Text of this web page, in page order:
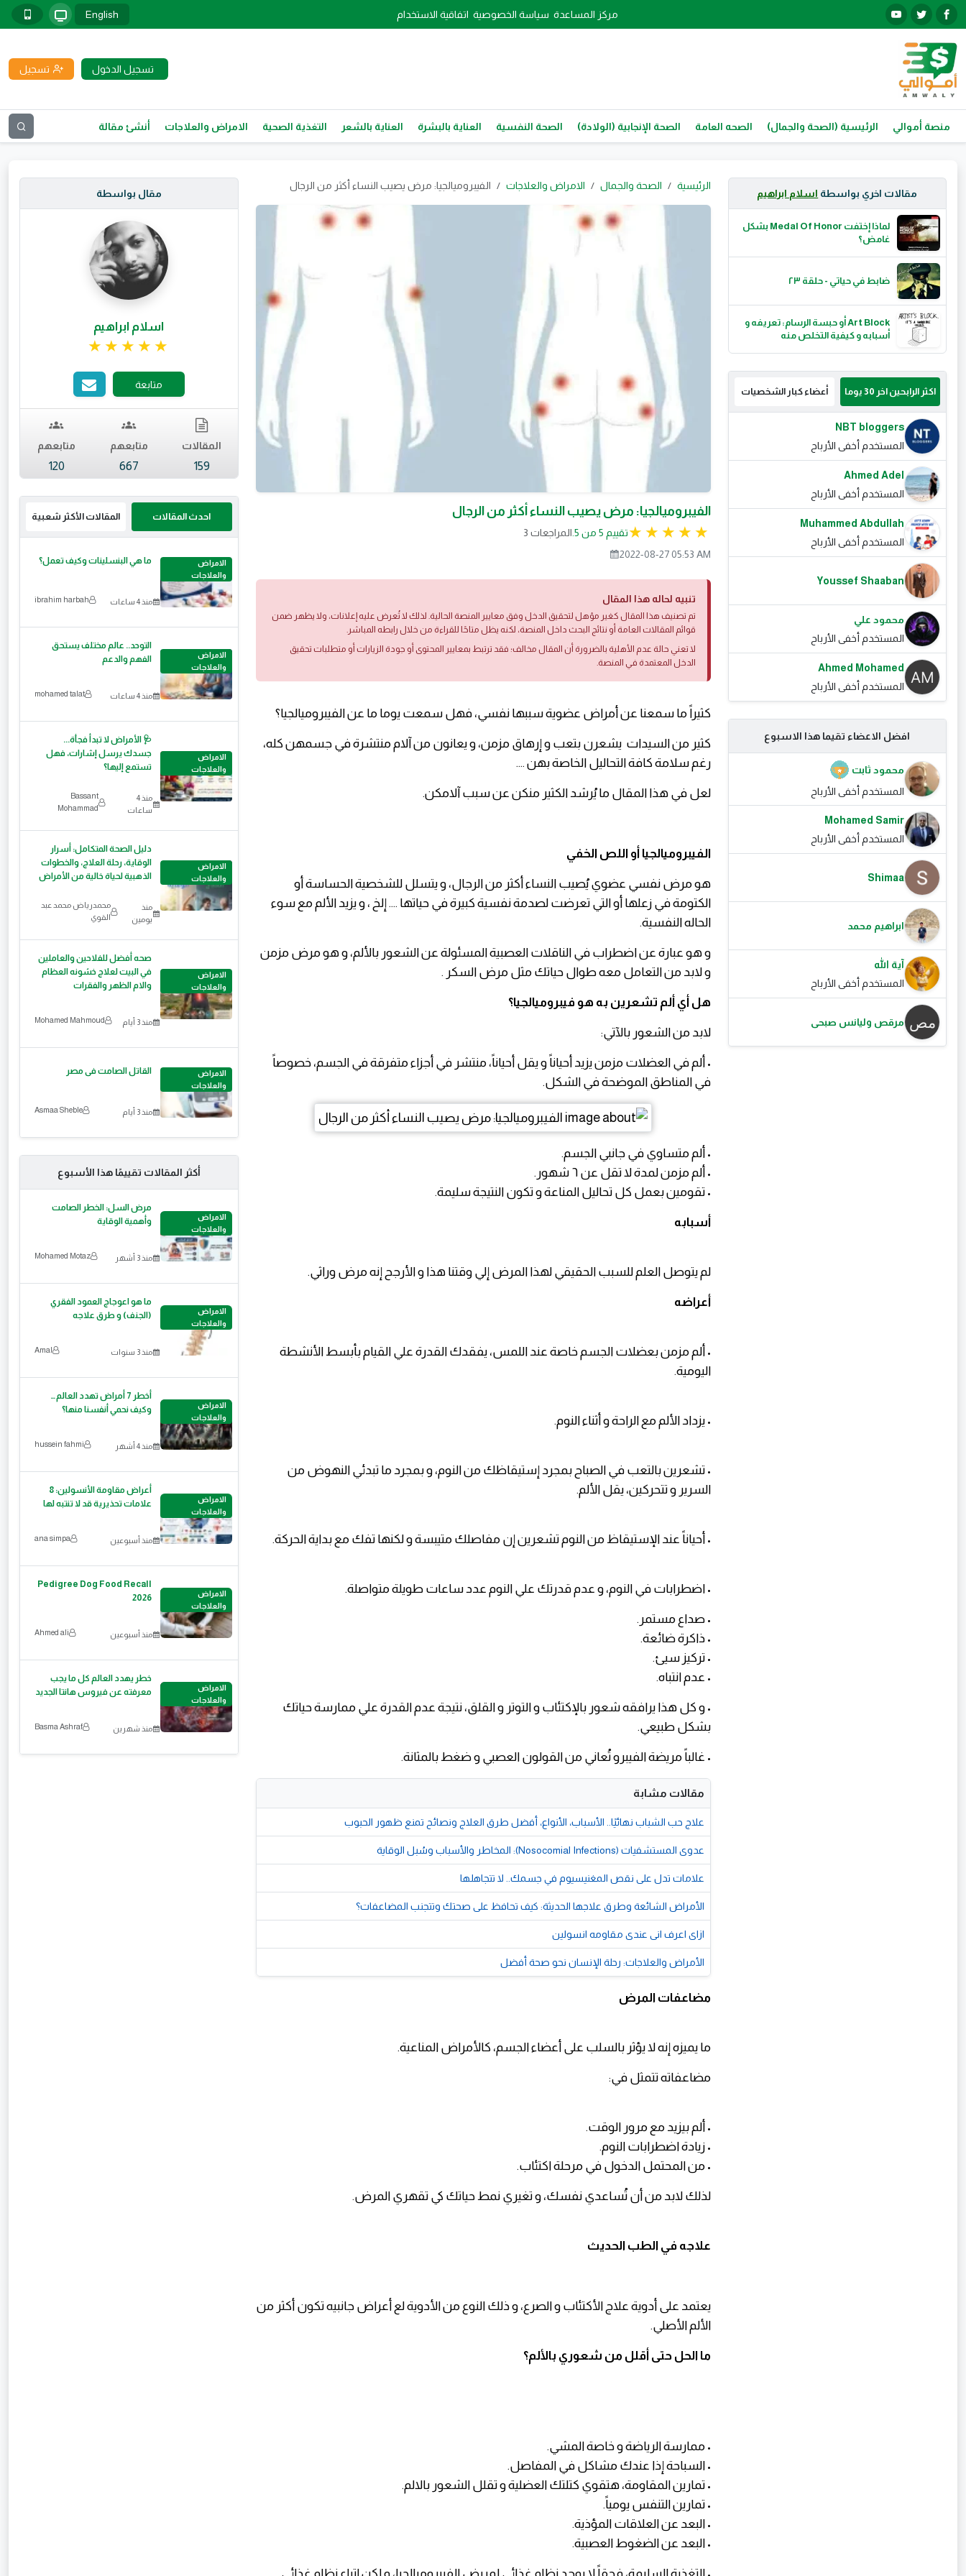
مركز المساعدة سياسة الخصوصية اتفاقية الاستخدام English
تسجيل الدخول تسجيل
منصة أموالي الرئيسية (الصحة والجمال) الصحه العامة الصحة الإنجابية (الولادة) الصحة النفسية العناية بالبشرة العناية بالشعر التغذية الصحية الامراض والعلاجات أنشئ مقالة
مقالات اخري بواسطة اسلام ابراهيم
لماذا إختفت Medal Of Honor بشكل
غامض؟
ضابط في حياتي - حلقة ٢٣
Art Block أو حبسة الرسام: تعريفه و
أسبابه و كيفية التخلص منه
اكثر الرابحين اخر 30 يوما أعضاء كبار الشخصيات
NBT bloggers
المستخدم أخفى الأرباح
Ahmed Adel
المستخدم أخفى الأرباح
Muhammed Abdullah
المستخدم أخفى الأرباح
Youssef Shaaban
محمود علي
المستخدم أخفى الأرباح
Ahmed Mohamed
المستخدم أخفى الأرباح
افضل الاعضاء تقيما هذا الاسبوع
محمود ثابت
المستخدم أخفى الأرباح
Mohamed Samir
المستخدم أخفى الأرباح
Shimaa
ابراهيم محمد
آية الله
المستخدم أخفى الأرباح
مرقص وليانس صبحى
الرئيسية الصحة والجمال الامراض والعلاجات الفيبروميالجيا: مرض يصيب النساء أكثر من الرجال
الفيبروميالجيا: مرض يصيب النساء أكثر من الرجال
تقييم 5 من 5.
3 المراجعات
2022-08-27 05:53 AM
تنبيه لحاله هذا المقال
تم تصنيف هذا المقال كغير مؤهل لتحقيق الدخل وفق معايير المنصة الحالية. لذلك لا تُعرض عليه إعلانات، ولا يظهر ضمن
قوائم المقالات العامة أو نتائج البحث داخل المنصة، لكنه يظل متاحًا للقراءة من خلال رابطه المباشر.
لا تعني حالة عدم الأهلية بالضرورة أن المقال مخالف؛ فقد ترتبط بمعايير المحتوى أو جودة الزيارات أو متطلبات تحقيق
الدخل المعتمدة في المنصة.
كثيراً ما سمعنا عن أمراض عضوية سببها نفسي، فهل سمعت يوما ما عن الفيبروميالجيا؟
كثير من السيدات يشعرن بتعب و إرهاق مزمن، و يعانون من آلام منتشرة في جسمهن كله،
رغم سلامة كافة التحاليل الخاصة بهن ….
لعل في هذا المقال ما يُرشد الكثير منكن عن سبب آلامكن.
الفيبروميالجيا أو اللص الخفي
هو مرض نفسي عضوي يُصيب النساء أكثر من الرجال، و يتسلل للشخصية الحساسة أو
الكتومة في زعلها أو التي تعرضت لصدمة نفسية كبيرة في حياتها …. إلخ ، و يزيد الألم مع سوء
الحاله النفسية.
و هو عبارة عن اضطراب في الناقلات العصبية المسئولة عن الشعور بالألم، و هو مرض مزمن
و لابد من التعامل معه طوال حياتك مثل مرض السكر .
هل أي ألم تشعرين به هو فيبروميالجيا؟
لابد من الشعور بالآتي:
• ألم في العضلات مزمن يزيد أحياناً و يقل أحياناً، منتشر في أجزاء متفرقة في الجسم، خصوصاً
في المناطق الموضحة في الشكل.
• ألم متساوي في جانبي الجسم.
• ألم مزمن لمدة لا تقل عن ٦ شهور.
• تقومين بعمل كل تحاليل المناعة و تكون النتيجة سليمة.
أسبابه
لم يتوصل العلم للسبب الحقيقي لهذا المرض إلي وقتنا هذا و الأرجح إنه مرض وراثي.
أعراضه
• ألم مزمن بعضلات الجسم خاصة عند اللمس، يفقدك القدرة علي القيام بأبسط الأنشطة
اليومية.
• يزداد الألم مع الراحة و أثناء النوم.
• تشعرين بالتعب في الصباح بمجرد إستيقاظك من النوم، و بمجرد ما تبدئي النهوض من
السرير و تتحركين، يقل الألم.
• أحياناً عند الإستيقاظ من النوم تشعرين إن مفاصلك متيبسة و لكنها تفك مع بداية الحركة.
• اضطرابات في النوم، و عدم قدرتك علي النوم عدد ساعات طويلة متواصلة.
• صداع مستمر.
• ذاكرة ضائعة.
• تركيز سيئ.
• عدم انتباه.
• و كل هذا يرافقه شعور بالإكتئاب و التوتر و القلق، نتيجة عدم القدرة علي ممارسة حياتك
بشكل طبيعي.
• غالباً مريضة الفيبرو تُعاني من القولون العصبي و ضغط بالمثانة.
مقالات مشابة
علاج حب الشباب نهائيًا.. الأسباب، الأنواع، أفضل طرق العلاج ونصائح تمنع ظهور الحبوب
عدوى المستشفيات (Nosocomial Infections): المخاطر والأسباب وسُبل الوقاية
علامات تدل على نقص المغنيسيوم في جسمك.. لا تتجاهلها
الأمراض الشائعة وطرق علاجها الحديثة: كيف تحافظ على صحتك وتتجنب المضاعفات؟
ازاى اعرف انى عندى مقاومه انسولين
الأمراض والعلاجات: رحلة الإنسان نحو صحة أفضل
مضاعفات المرض
ما يميزه إنه لا يؤثر بالسلب على أعضاء الجسم، كالأمراض المناعية.
مضاعفاته تتمثل في:
• ألم بيزيد مع مرور الوقت.
• زيادة اضطرابات النوم.
• من المحتمل الدخول في مرحلة اكتئاب.
لذلك لابد من أن تُساعدي نفسك، و تغيري نمط حياتك كي تقهري المرض.
علاجه في الطب الحديث
يعتمد على أدوية علاج الأكتئاب و الصرع، و ذلك النوع من الأدوية لع أعراض جانبيه تكون أكثر من
الألم الأصلي.
ما الحل حتى أقلل من شعوري بالألم؟
• ممارسة الرياضة و خاصة المشي.
• السباحة إذا عندك مشاكل في المفاصل.
• تمارين المقاومة، هتقوي كتلتك العضلية و تقلل الشعور بالالم.
• تمارين التنفس يومياً.
• البعد عن العلاقات المؤذية.
• البعد عن الضغوط العصبية.
مقال بواسطة
اسلام ابراهيم
تقييم 4.96 من 5.
متابعة
المقالات
159
متابعهم
667
متابعهم
120
احدث المقالات المقالات الأكثر شعبية
الامراض
والعلاجات
ما هي البنسلينات وكيف تعمل؟
منذ 4 ساعات ibrahim harbah
الامراض
والعلاجات
التوحد.. عالم مختلف يستحق
الفهم والدعم
منذ 4 ساعات mohamed talat
الامراض
والعلاجات
🩺 الأمراض لا تبدأ فجأة...
جسدك يرسل إشارات، فهل
تستمع إليها؟
منذ 4
ساعات
Bassant
Mohammad
الامراض
والعلاجات
دليل الصحة المتكامل: أسرار
الوقاية، رحلة العلاج، والخطوات
الذهبية لحياة خالية من الأمراض
منذ
يومين
محمدرياض محمد عبد
القوي
الامراض
والعلاجات
صحه أفضل للفلاحين والعاملين
في البيت لعلاج خشونه العظام
والام الظهر والفقرات
منذ 3 أيام Mohamed Mahmoud
الامراض
والعلاجات
القاتل الصامت فى مصر
منذ 3 أيام Asmaa Sheble
أكثر المقالات تقييمًا هذا الأسبوع
الامراض
والعلاجات
مرض السل: الخطر الصامت
وأهمية الوقاية
منذ 3 أشهر Mohamed Motaz
الامراض
والعلاجات
ما هو اعوجاج العمود الفقري
(الجنف) و طرق علاجه
منذ 3 سنوات Amal
الامراض
والعلاجات
أخطر 7 أمراض تهدد العالم…
وكيف نحمي أنفسنا منها؟
منذ 4 أشهر hussein fahmi
الامراض
والعلاجات
أعراض مقاومة الأنسولين: 8
علامات تحذيرية قد لا تنتبه لها
منذ أسبوعين ana simpa
الامراض
والعلاجات
Pedigree Dog Food Recall
2026
منذ أسبوعين Ahmed ali
الامراض
والعلاجات
خطر يهدد العالم كل ما يجب
معرفته عن فيروس هانتا الجديد
منذ شهرين Basma Ashraf